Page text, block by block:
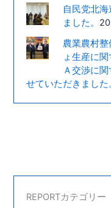
自民党北
ました。
農業農村
ょ生産に
Ａ交渉に
せていただきました
REPORTカテゴリー